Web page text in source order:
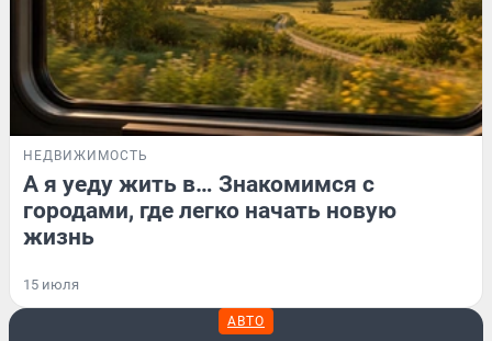
НЕДВИЖИМОСТЬ
А я уеду жить в… Знакомимся с
городами, где легко начать новую
жизнь
15 июля
АВТО